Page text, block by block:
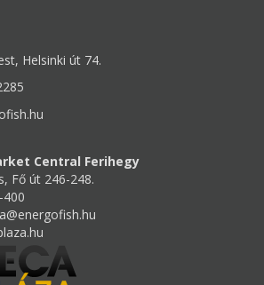
Helsinki út 74.
Central Ferihegy
Fő út 246-248.